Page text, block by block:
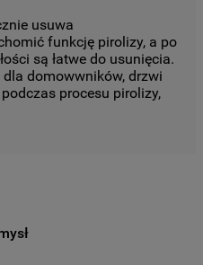
usuwa
funkcję pirolizy, a po
są łatwe do usunięcia.
dla domowwników, drzwi
procesu pirolizy,